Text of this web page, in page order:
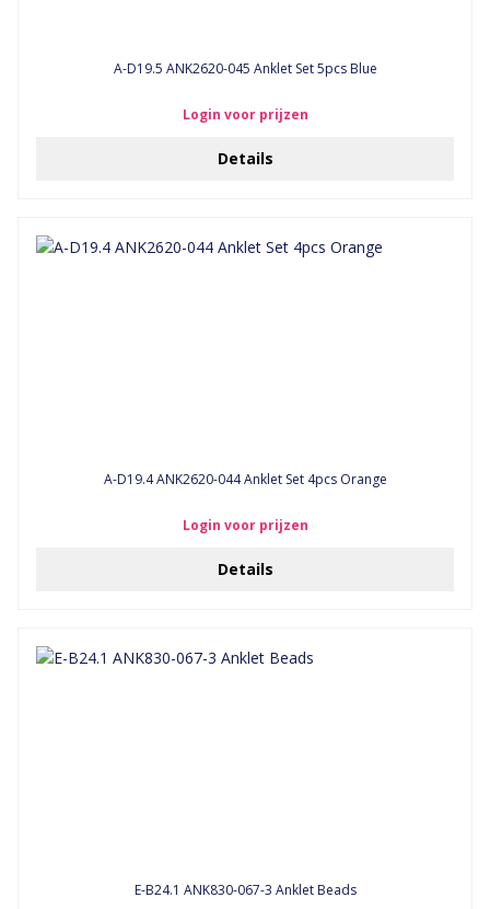
A-D19.5 ANK2620-045 Anklet Set 5pcs Blue
Login voor prijzen
Details
A-D19.4 ANK2620-044 Anklet Set 4pcs Orange
Login voor prijzen
Details
E-B24.1 ANK830-067-3 Anklet Beads